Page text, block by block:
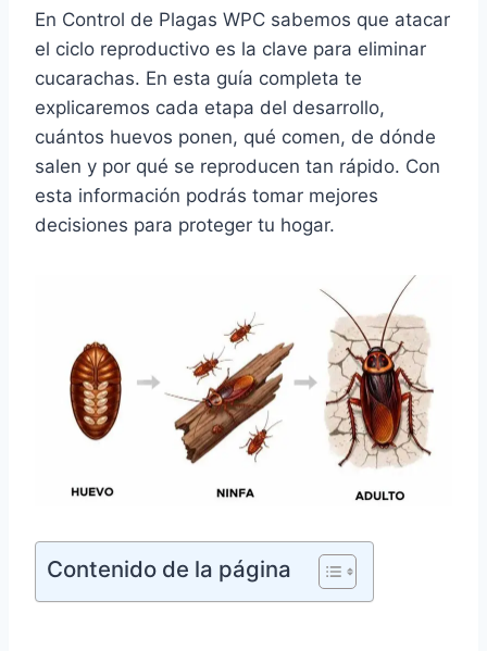
En Control de Plagas WPC sabemos que atacar
el ciclo reproductivo es la clave para eliminar
cucarachas. En esta guía completa te
explicaremos cada etapa del desarrollo,
cuántos huevos ponen, qué comen, de dónde
salen y por qué se reproducen tan rápido. Con
esta información podrás tomar mejores
decisiones para proteger tu hogar.
Contenido de la página